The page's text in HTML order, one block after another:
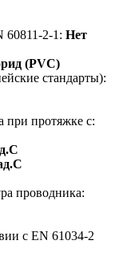
60811-2-1: Нет
(PVC)
стандарты):
при протяжке с:
проводника:
с EN 61034-2